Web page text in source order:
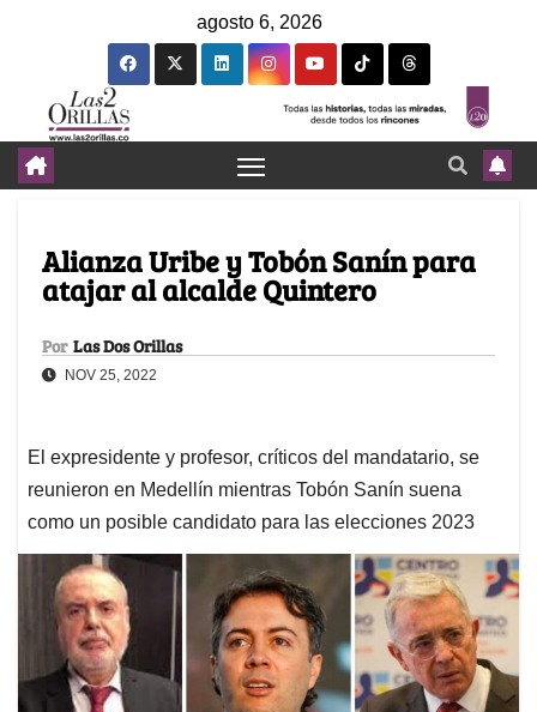
agosto 6, 2026
Alianza Uribe y Tobón Sanín para
atajar al alcalde Quintero
Por Las Dos Orillas
NOV 25, 2022
El expresidente y profesor, críticos del mandatario, se
reunieron en Medellín mientras Tobón Sanín suena
como un posible candidato para las elecciones 2023